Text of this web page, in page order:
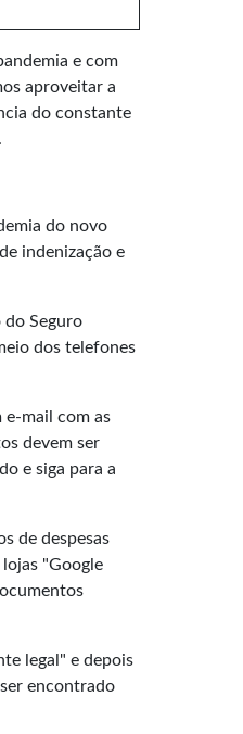
e com
aproveitar a
do constante
do novo
indenização e
do Seguro
dos telefones
e-mail com as
devem ser
e siga para a
de despesas
"Google
legal" e depois
encontrado